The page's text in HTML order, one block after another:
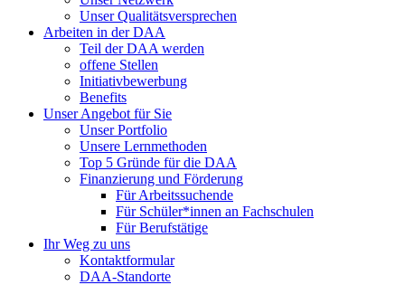
Unser Qualitätsversprechen
Arbeiten in der DAA
Teil der DAA werden
offene Stellen
Initiativbewerbung
Benefits
Unser Angebot für Sie
Unser Portfolio
Unsere Lernmethoden
Top 5 Gründe für die DAA
Finanzierung und Förderung
Für Arbeitssuchende
Für Schüler*innen an Fachschulen
Für Berufstätige
Ihr Weg zu uns
Kontaktformular
DAA-Standorte